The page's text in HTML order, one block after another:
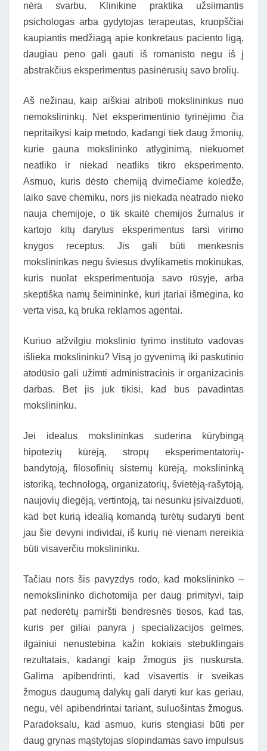
nėra svarbu. Klinikine praktika užsiimantis
psichologas arba gydytojas terapeutas, kruopščiai
kaupiantis medžiagą apie konkretaus paciento ligą,
daugiau peno gali gauti iš romanisto negu iš į
abstrakčius eksperimentus pasinėrusių savo brolių.
Aš nežinau, kaip aiškiai atriboti mokslininkus nuo
nemokslininkų. Net eksperimentinio tyrinėjimo čia
nepritaikysi kaip metodo, kadangi tiek daug žmonių,
kurie gauna mokslininko atlyginimą, niekuomet
neatliko ir niekad neatliks tikro eksperimento.
Asmuo, kuris dėsto chemiją dvimečiame koledže,
laiko save chemiku, nors jis niekada neatrado nieko
nauja chemijoje, o tik skaitė chemijos žurnalus ir
kartojo kitų darytus eksperimentus tarsi virimo
knygos receptus. Jis gali būti menkesnis
mokslininkas negu šviesus dvylikametis mokinukas,
kuris nuolat eksperimentuoja savo rūsyje, arba
skeptiška namų šeimininkė, kuri įtariai išmėgina, ko
verta visa, ką bruka reklamos agentai.
Kuriuo atžvilgiu mokslinio tyrimo instituto vadovas
išlieka mokslininku? Visą jo gyvenimą iki paskutinio
atodūsio gali užimti administracinis ir organizacinis
darbas. Bet jis juk tikisi, kad bus pavadintas
mokslininku.
Jei idealus mokslininkas suderina kūrybingą
hipotezių kūrėją, stropų eksperimentatorių-
bandytoją, filosofinių sistemų kūrėją, mokslininką
istoriką, technologą, organizatorių, švietėją-rašytoją,
naujovių diegėją, vertintoją, tai nesunku įsivaizduoti,
kad bet kurią idealią komandą turėtų sudaryti bent
jau šie devyni individai, iš kurių nė vienam nereikia
būti visaverčiu mokslininku.
Tačiau nors šis pavyzdys rodo, kad mokslininko –
nemokslininko dichotomija per daug primityvi, taip
pat nederėtų pamiršti bendresnės tiesos, kad tas,
kuris per giliai panyra į specializacijos gelmes,
ilgainiui nenustebina kažin kokiais stebuklingais
rezultatais, kadangi kaip žmogus jis nuskursta.
Galima apibendrinti, kad visavertis ir sveikas
žmogus daugumą dalykų gali daryti kur kas geriau,
negu, vėl apibendrintai tariant, suluošintas žmogus.
Paradoksalu, kad asmuo, kuris stengiasi būti per
daug grynas mąstytojas slopindamas savo impulsus